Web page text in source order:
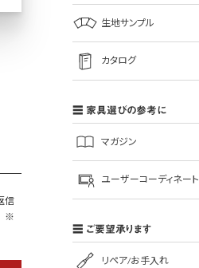
信
※
生地サンプル
カタログ
家具選びの参考に
マガジン
ユーザーコーディネート
ご要望承ります
リペア/お手入れ